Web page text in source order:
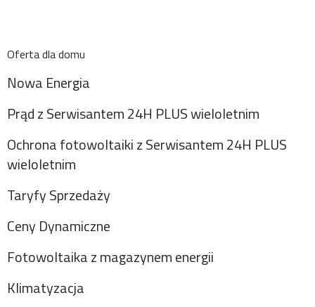
Oferta dla domu
Nowa Energia
Prąd z Serwisantem 24H PLUS wieloletnim
Ochrona fotowoltaiki z Serwisantem 24H PLUS
wieloletnim
Taryfy Sprzedaży
Ceny Dynamiczne
Fotowoltaika z magazynem energii
Klimatyzacja